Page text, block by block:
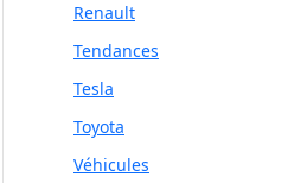
Renault
Tendances
Tesla
Toyota
Véhicules